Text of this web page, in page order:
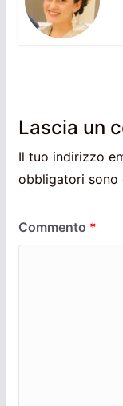
Lascia un
Il tuo indirizzo
obbligatori sono
Commento *